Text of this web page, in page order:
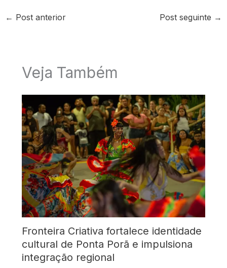
← Post anterior Post seguinte →
Veja Também
Fronteira Criativa fortalece identidade
cultural de Ponta Porã e impulsiona
integração regional